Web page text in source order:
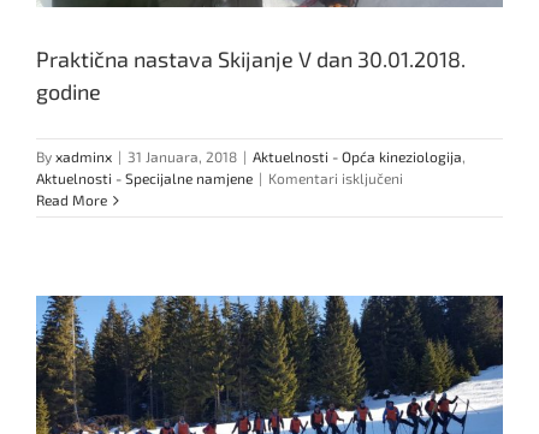
Praktična nastava Skijanje V dan 30.01.2018.
godine
By xadminx | 31 Januara, 2018 | Aktuelnosti - Opća kineziologija,
Aktuelnosti - Specijalne namjene | Komentari isključeni
nastava
30.01.2018.
godine
Read More